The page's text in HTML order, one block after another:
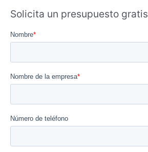
Solicita un presupuesto gratis